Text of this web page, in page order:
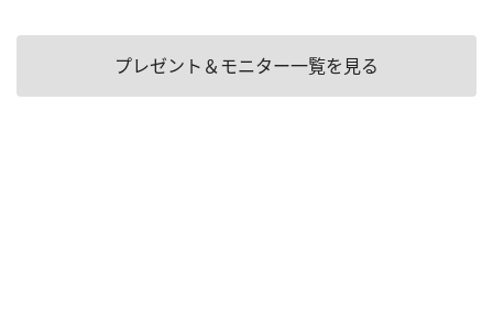
プレゼント＆モニター一覧を見る